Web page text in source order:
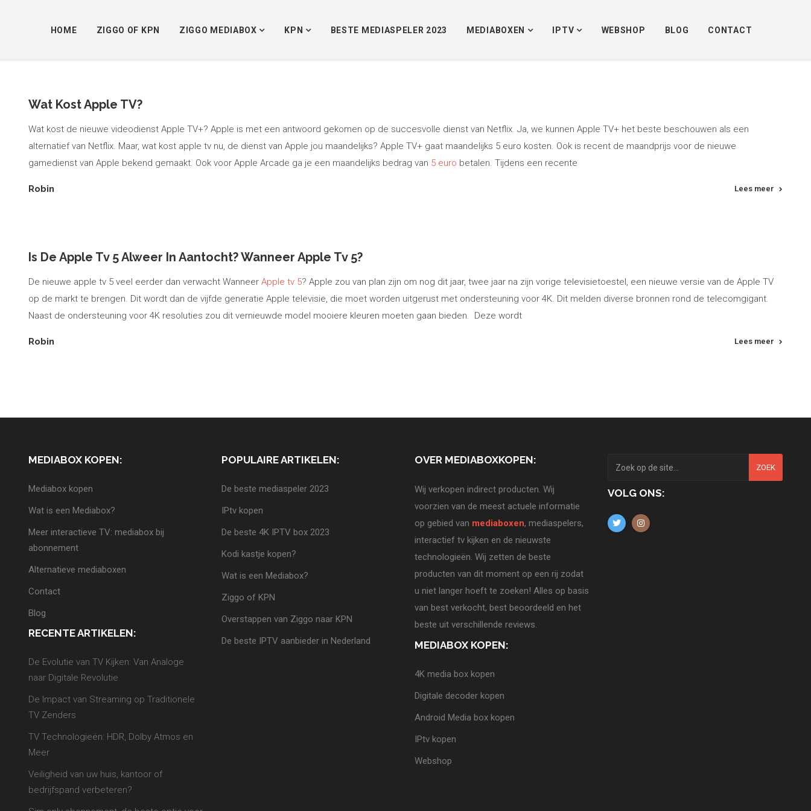
HOME ZIGGO OF KPN ZIGGO MEDIABOX KPN BESTE MEDIASPELER 2023 MEDIABOXEN IPTV WEBSHOP BLOG CONTACT
Wat Kost Apple TV?
Wat kost de nieuwe videodienst Apple TV+? Apple is met een antwoord gekomen op de succesvolle dienst van Netflix. Ja, we kunnen Apple TV+ het beste beschouwen als een
alternatief van Netflix. Maar, wat kost apple tv nu, de dienst van Apple jou maandelijks? Apple TV+ gaat maandelijks 5 euro kosten. Ook is recent de maandprijs voor de nieuwe
gamedienst van Apple bekend gemaakt. Ook voor Apple Arcade ga je een maandelijks bedrag van 5 euro betalen. Tijdens een recente
Robin Lees meer
Is De Apple Tv 5 Alweer In Aantocht? Wanneer Apple Tv 5?
De nieuwe apple tv 5 veel eerder dan verwacht Wanneer Apple tv 5? Apple zou van plan zijn om nog dit jaar, twee jaar na zijn vorige televisietoestel, een nieuwe versie van de Apple TV
op de markt te brengen. Dit wordt dan de vijfde generatie Apple televisie, die moet worden uitgerust met ondersteuning voor 4K. Dit melden diverse bronnen rond de telecomgigant.
Naast de ondersteuning voor 4K resoluties zou dit vernieuwde model mooiere kleuren moeten gaan bieden. Deze wordt
Robin Lees meer
MEDIABOX KOPEN:
Mediabox kopen
Wat is een Mediabox?
Meer interactieve TV: mediabox bij
abonnement
Alternatieve mediaboxen
Contact
Blog
RECENTE ARTIKELEN:
De Evolutie van TV Kijken: Van Analoge
naar Digitale Revolutie
De Impact van Streaming op Traditionele
TV Zenders
TV Technologieën: HDR, Dolby Atmos en
Meer
Veiligheid van uw huis, kantoor of
bedrijfspand verbeteren?
POPULAIRE ARTIKELEN:
De beste mediaspeler 2023
IPtv kopen
De beste 4K IPTV box 2023
Kodi kastje kopen?
Wat is een Mediabox?
Ziggo of KPN
Overstappen van Ziggo naar KPN
De beste IPTV aanbieder in Nederland
OVER MEDIABOXKOPEN:
Wij verkopen indirect producten. Wij
voorzien van de meest actuele informatie
op gebied van mediaboxen, mediaspelers,
interactief tv kijken en de nieuwste
technologieën. Wij zetten de beste
producten van dit moment op een rij zodat
u niet langer hoeft te zoeken! Alles op basis
van best verkocht, best beoordeeld en het
beste uit verschillende reviews.
MEDIABOX KOPEN:
4K media box kopen
Digitale decoder kopen
Android Media box kopen
IPtv kopen
Webshop
ZOEK
VOLG ONS: